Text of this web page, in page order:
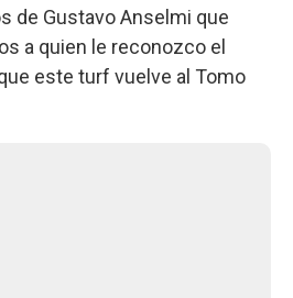
de Gustavo Anselmi que
a quien le reconozco el
este turf vuelve al Tomo